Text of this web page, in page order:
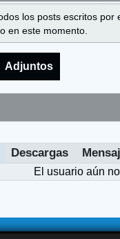
los posts escritos
en este momento.
Adjuntos
Descargas
El usuario aún